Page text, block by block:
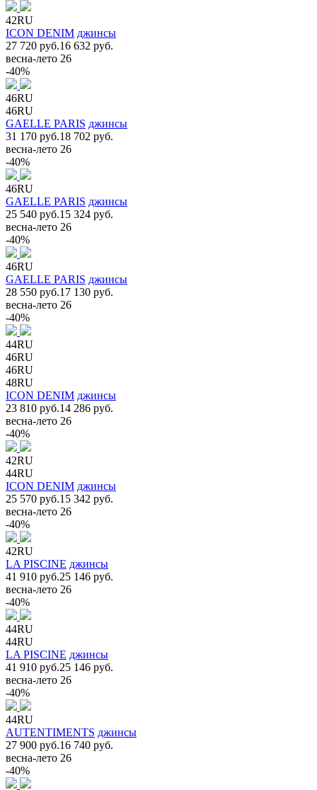
42RU
ICON DENIM джинсы
27 720 руб.16 632 руб.
весна-лето 26
-40%
46RU
46RU
GAELLE PARIS джинсы
31 170 руб.18 702 руб.
весна-лето 26
-40%
46RU
GAELLE PARIS джинсы
25 540 руб.15 324 руб.
весна-лето 26
-40%
46RU
GAELLE PARIS джинсы
28 550 руб.17 130 руб.
весна-лето 26
-40%
44RU
46RU
46RU
48RU
ICON DENIM джинсы
23 810 руб.14 286 руб.
весна-лето 26
-40%
42RU
44RU
ICON DENIM джинсы
25 570 руб.15 342 руб.
весна-лето 26
-40%
42RU
LA PISCINE джинсы
41 910 руб.25 146 руб.
весна-лето 26
-40%
44RU
44RU
LA PISCINE джинсы
41 910 руб.25 146 руб.
весна-лето 26
-40%
44RU
AUTENTIMENTS джинсы
27 900 руб.16 740 руб.
весна-лето 26
-40%